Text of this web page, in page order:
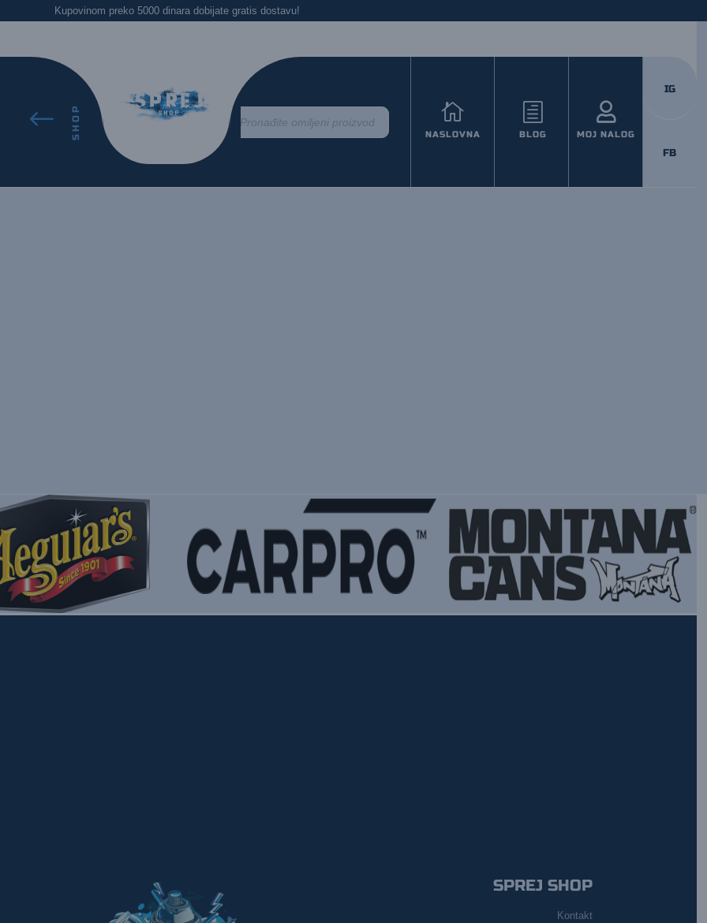
# SHOP
Products
search
h
BLOG

NASLOVNA

MOJ NALOG
IG
FB
Kupovinom preko 5000 dinara dobijate gratis dostavu!
/ 304601 Bezbojni Lak Saten Mat
Mat
SPREJ SHOP
Kontakt